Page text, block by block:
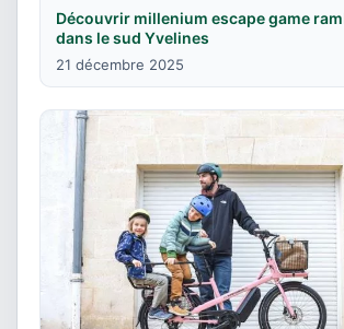
Découvrir millenium escape game
dans le sud Yvelines
21 décembre 2025